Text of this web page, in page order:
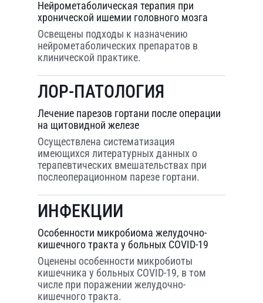
Нейрометаболическая терапия при
хронической ишемии головного мозга
Освещены подходы к назначению
нейрометаболических препаратов в
клинической практике.
ЛОР-ПАТОЛОГИЯ
Лечение парезов гортани после операции
на щитовидной железе
Осуществлена систематизация
имеющихся литературных данных о
терапевтических вмешательствах при
послеоперационном парезе гортани.
ИНФЕКЦИИ
Особенности микробиома желудочно-
кишечного тракта у больных COVID-19
Оценены особенности микробиоты
кишечника у больных COVID-19, в том
числе при поражении желудочно-
кишечного тракта.